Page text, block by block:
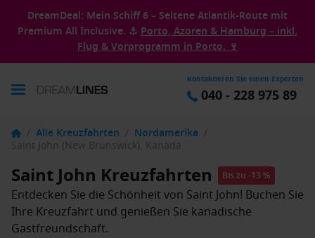
DreamDeal: Mein Schiff 6 – Seltene Atlantik-Route mit
Premium All Inclusive. ⚓ Porto, Azoren & Hamburg – inkl.
Flug & Vorprogramm in Porto. 🍷
Kontaktieren Sie einen Experten
040 - 228 975 89
/ Alle Kreuzfahrten / Nordamerika /
Saint John (New Brunswick), Kanada
Saint John Kreuzfahrten Bis zu -13 %
Entdecken Sie die Schönheit von Saint John! Buchen Sie
Ihre Kreuzfahrt und genießen Sie kanadische
Gastfreundschaft.